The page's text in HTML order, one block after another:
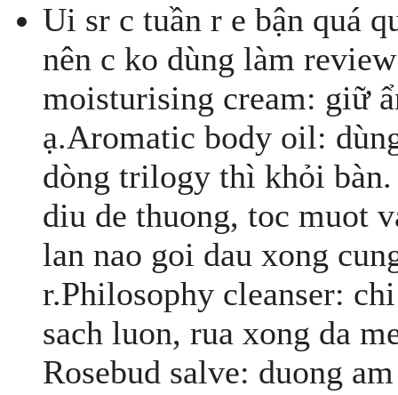
Ui sr c tuần r e bận quá
nên c ko dùng làm
moisturising cream: giữ
ạ.Aromatic body oil:
dòng trilogy thì khỏi
diu de thuong, toc muot
lan nao goi dau xong
r.Philosophy cleanser:
sach luon, rua xong da
Rosebud salve: duong